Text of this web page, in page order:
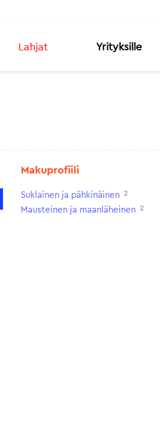
Lahjat Yrityksille
Makuprofiili
Suklainen ja pähkinäinen 2
Mausteinen ja maanläheinen 2